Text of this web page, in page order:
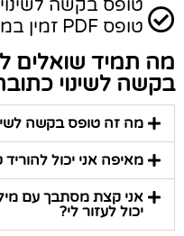
טופס בקשה
טופס PDF זמין במעלה העמוד.
מה תמיד שואלים
בקשה לשינוי
מה זה טופס בקשה
מאיפה אני יכול
אני קצת מסתבך עם
יכול לעזור לי?